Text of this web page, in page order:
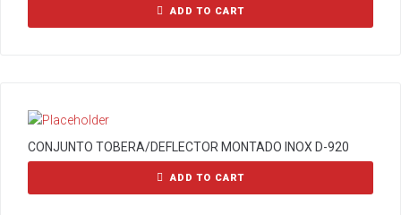
ADD TO CART
CONJUNTO TOBERA/DEFLECTOR MONTADO INOX D-920
ADD TO CART